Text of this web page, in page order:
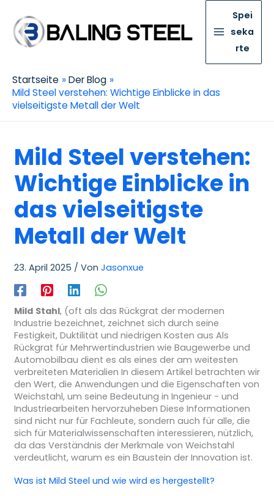
Spei
seka
rte
Startseite
Der Blog
Mild Steel verstehen: Wichtige Einblicke in das
vielseitigste Metall der Welt
Mild Steel verstehen:
Wichtige Einblicke in
das vielseitigste
Metall der Welt
23. April 2025 / Von Jasonxue
Mild Stahl, (oft als das Rückgrat der modernen
Industrie bezeichnet, zeichnet sich durch seine
Festigkeit, Duktilität und niedrigen Kosten aus Als
Rückgrat für Mehrwertindustrien wie Baugewerbe und
Automobilbau dient es als eines der am weitesten
verbreiteten Materialien In diesem Artikel betrachten wir
den Wert, die Anwendungen und die Eigenschaften von
Weichstahl, um seine Bedeutung in Ingenieur - und
Industriearbeiten hervorzuheben Diese Informationen
sind nicht nur für Fachleute, sondern auch für alle, die
sich für Materialwissenschaften interessieren, nützlich,
da das Verständnis der Merkmale von Weichstahl
verdeutlicht, warum es ein Baustein der Innovation ist.
Was ist Mild Steel und wie wird es hergestellt?